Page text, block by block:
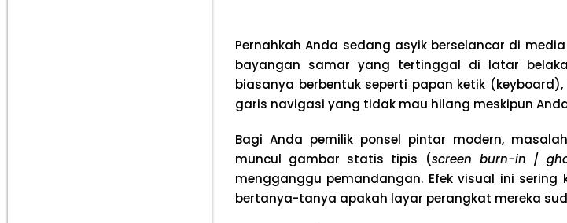
Pernahkah Anda sedang asyik berselancar di
bayangan samar yang tertinggal di latar
biasanya berbentuk seperti papan ketik
garis navigasi yang tidak mau hilang meskipun
Bagi Anda pemilik ponsel pintar modern,
muncul gambar statis tipis (screen burn-in /
mengganggu pemandangan. Efek visual ini
bertanya-tanya apakah layar perangkat mereka